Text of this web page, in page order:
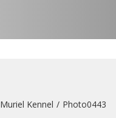
Muriel Kennel / Photo0443